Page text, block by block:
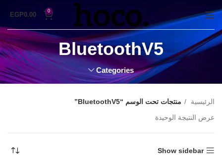
0
EGP0.00
BluetoothV5
Categories
الرئيسية
منتجات تحت الوسم “BluetoothV5”
عرض النتيجة الوحيدة
Show sidebar